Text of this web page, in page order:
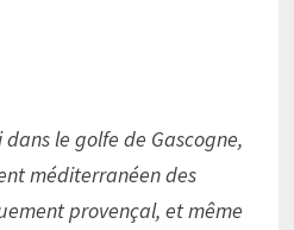
le golfe de Gascogne,
méditerranéen des
provençal, et même